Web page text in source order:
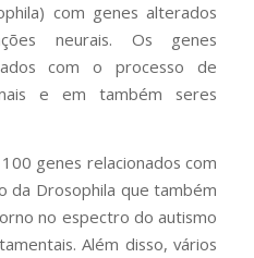
com genes alterados
neurais. Os genes
com o processo de
e em também seres
genes relacionados com
da Drosophila que também
no espectro do autismo
Além disso, vários